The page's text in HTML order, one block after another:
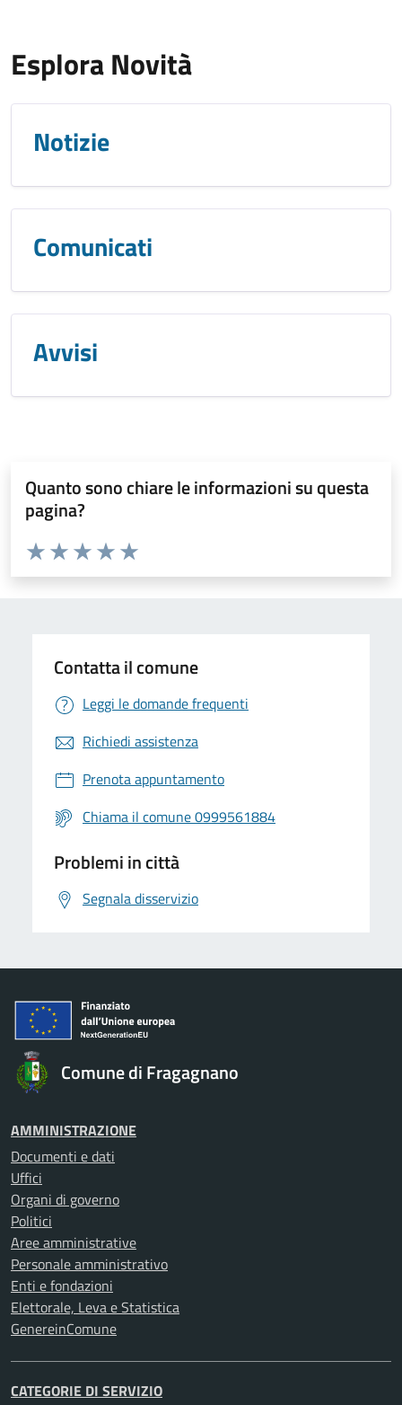
Esplora Novità
Notizie
Comunicati
Avvisi
Quanto sono chiare le informazioni su questa
pagina?
Valuta da 1 a 5 stelle la pagina
Valuta 5 stelle su 5
Valuta 4 stelle su 5
Valuta 3 stelle su 5
Valuta 2 stelle su 5
Valuta 1 stelle su 5
Contatta il comune
Leggi le domande frequenti
Richiedi assistenza
Prenota appuntamento
Chiama il comune 0999561884
Problemi in città
Segnala disservizio
Comune di Fragagnano
AMMINISTRAZIONE
Documenti e dati
Uffici
Organi di governo
Politici
Aree amministrative
Personale amministrativo
Enti e fondazioni
Elettorale, Leva e Statistica
GenereinComune
CATEGORIE DI SERVIZIO